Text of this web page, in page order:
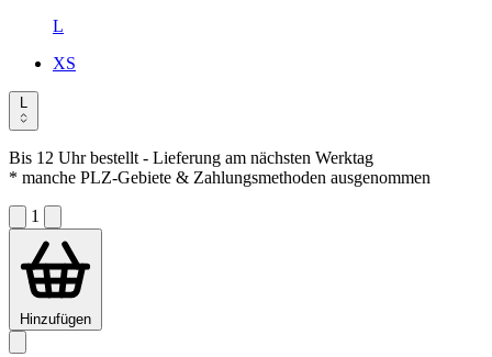
L
XS
L
Bis 12 Uhr bestellt- Lieferung am nächsten Werktag
* manche PLZ-Gebiete & Zahlungsmethoden ausgenommen
1
Hinzufügen